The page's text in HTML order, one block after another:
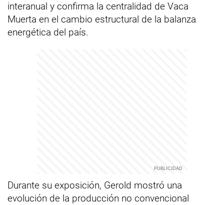
interanual y confirma la centralidad de Vaca
Muerta en el cambio estructural de la balanza
energética del país.
Durante su exposición, Gerold mostró una
evolución de la producción no convencional